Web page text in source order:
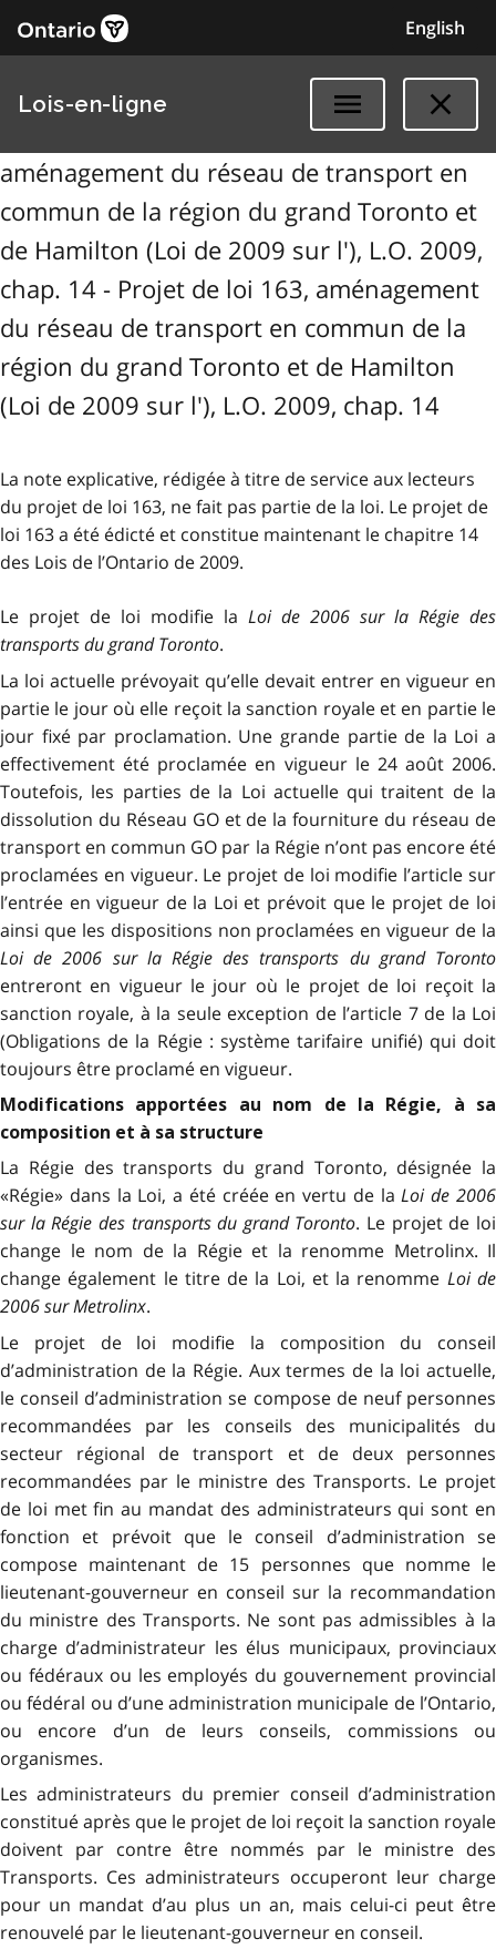
English
Lois-en-ligne
aménagement du réseau de transport en
commun de la région du grand Toronto et
de Hamilton (Loi de 2009 sur l'), L.O. 2009,
chap. 14 - Projet de loi 163, aménagement
du réseau de transport en commun de la
région du grand Toronto et de Hamilton
(Loi de 2009 sur l'), L.O. 2009, chap. 14
La note explicative, rédigée à titre de service aux lecteurs
du projet de loi 163, ne fait pas partie de la loi. Le projet de
loi 163 a été édicté et constitue maintenant le chapitre 14
des Lois de l’Ontario de 2009.
Le projet de loi modifie la Loi de 2006 sur la Régie des
transports du grand Toronto.
La loi actuelle prévoyait qu’elle devait entrer en vigueur en
partie le jour où elle reçoit la sanction royale et en partie le
jour fixé par proclamation. Une grande partie de la Loi a
effectivement été proclamée en vigueur le 24 août 2006.
Toutefois, les parties de la Loi actuelle qui traitent de la
dissolution du Réseau GO et de la fourniture du réseau de
transport en commun GO par la Régie n’ont pas encore été
proclamées en vigueur. Le projet de loi modifie l’article sur
l’entrée en vigueur de la Loi et prévoit que le projet de loi
ainsi que les dispositions non proclamées en vigueur de la
Loi de 2006 sur la Régie des transports du grand Toronto
entreront en vigueur le jour où le projet de loi reçoit la
sanction royale, à la seule exception de l’article 7 de la Loi
(Obligations de la Régie : système tarifaire unifié) qui doit
toujours être proclamé en vigueur.
Modifications apportées au nom de la Régie, à sa
composition et à sa structure
La Régie des transports du grand Toronto, désignée la
«Régie» dans la Loi, a été créée en vertu de la Loi de 2006
sur la Régie des transports du grand Toronto. Le projet de loi
change le nom de la Régie et la renomme Metrolinx. Il
change également le titre de la Loi, et la renomme Loi de
2006 sur Metrolinx.
Le projet de loi modifie la composition du conseil
d’administration de la Régie. Aux termes de la loi actuelle,
le conseil d’administration se compose de neuf personnes
recommandées par les conseils des municipalités du
secteur régional de transport et de deux personnes
recommandées par le ministre des Transports. Le projet
de loi met fin au mandat des administrateurs qui sont en
fonction et prévoit que le conseil d’administration se
compose maintenant de 15 personnes que nomme le
lieutenant-gouverneur en conseil sur la recommandation
du ministre des Transports. Ne sont pas admissibles à la
charge d’administrateur les élus municipaux, provinciaux
ou fédéraux ou les employés du gouvernement provincial
ou fédéral ou d’une administration municipale de l’Ontario,
ou encore d’un de leurs conseils, commissions ou
organismes.
Les administrateurs du premier conseil d’administration
constitué après que le projet de loi reçoit la sanction royale
doivent par contre être nommés par le ministre des
Transports. Ces administrateurs occuperont leur charge
pour un mandat d’au plus un an, mais celui-ci peut être
renouvelé par le lieutenant-gouverneur en conseil.